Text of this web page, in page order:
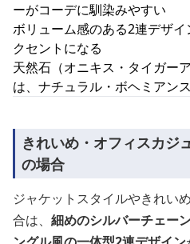
ーがコーデに馴染みやすい
ボリューム感のある2連デザ
クセントになる
天然石（オニキス・タイガー
は、ナチュラル・ボヘミアン
きれいめ・オフィスカジ
の場合
ジャケットスタイルやきれい
合は、 細めのシルバーチェー